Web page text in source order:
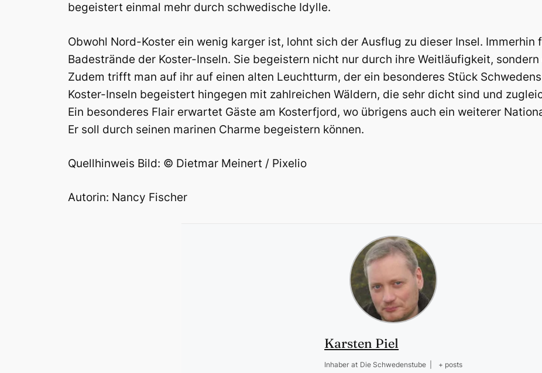
begeistert einmal mehr durch schwedische Idylle.
Obwohl Nord-Koster ein wenig karger ist, lohnt sich der Ausflug zu dieser Insel.
Badestrände der Koster-Inseln. Sie begeistern nicht nur durch ihre Weitläufigkeit,
Zudem trifft man auf ihr auf einen alten Leuchtturm, der ein besonderes Stück
Koster-Inseln begeistert hingegen mit zahlreichen Wäldern, die sehr dicht sind und
Ein besonderes Flair erwartet Gäste am Kosterfjord, wo übrigens auch ein weiterer
Er soll durch seinen marinen Charme begeistern können.
Quellhinweis Bild: © Dietmar Meinert / Pixelio
Autorin: Nancy Fischer
Karsten Piel
Inhaber at Die Schwedenstube + posts